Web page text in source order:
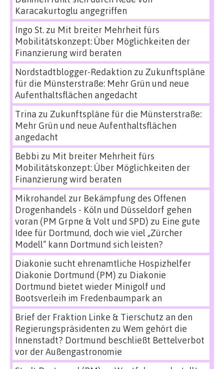
Karacakurtoglu angegriffen
Ingo St.zu Mit breiter Mehrheit fürs
Mobilitätskonzept: Über Möglichkeiten der
Finanzierung wird beraten
Nordstadtblogger-Redaktion zu Zukunftspläne
für die Münsterstraße: Mehr Grün und neue
Aufenthaltsflächen angedacht
Trina zu Zukunftspläne für die Münsterstraße:
Mehr Grün und neue Aufenthaltsflächen
angedacht
Bebbi zu Mit breiter Mehrheit fürs
Mobilitätskonzept: Über Möglichkeiten der
Finanzierung wird beraten
Mikrohandel zur Bekämpfung des Offenen
Drogenhandels - Köln und Düsseldorf gehen
voran (PM Grpne & Volt und SPD) zu Eine gute
Idee für Dortmund, doch wie viel „Zürcher
Modell“ kann Dortmund sich leisten?
Diakonie sucht ehrenamtliche Hospizhelfer
Diakonie Dortmund (PM) zu Diakonie
Dortmund bietet wieder Minigolf und
Bootsverleih im Fredenbaumpark an
Brief der Fraktion Linke & Tierschutz an den
Regierungspräsidenten zu Wem gehört die
Innenstadt? Dortmund beschließt Bettelverbot
vor der Außengastronomie